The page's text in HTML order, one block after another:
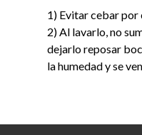
1) Evitar cebar por
2) Al lavarlo, no
dejarlo reposar
la humedad y se